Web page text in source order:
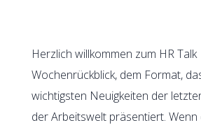
Herzlich willkommen zum HR Talk
Wochenrückblick, dem Format,
wichtigsten Neuigkeiten der
der Arbeitswelt präsentiert.